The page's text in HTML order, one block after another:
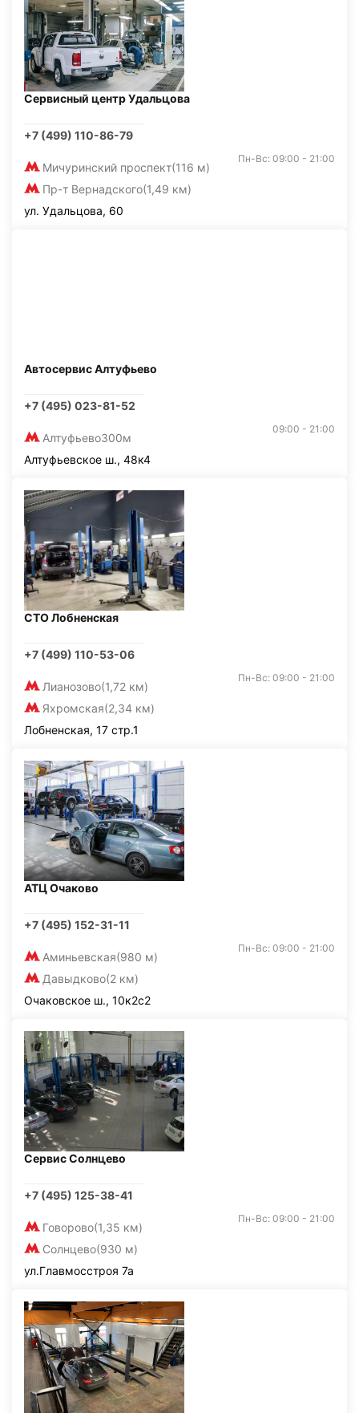
Сервисный центр Удальцова
+7 (499) 110-86-79
Мичуринский проспект(116 м)
Пр-т Вернадского(1,49 км)
Пн-Вс: 09:00 - 21:00
ул. Удальцова, 60
Автосервис Алтуфьево
+7 (495) 023-81-52
Алтуфьево300м
09:00 - 21:00
Алтуфьевское ш., 48к4
СТО Лобненская
+7 (499) 110-53-06
Лианозово(1,72 км)
Яхромская(2,34 км)
Пн-Вс: 09:00 - 21:00
Лобненская, 17 стр.1
АТЦ Очаково
+7 (495) 152-31-11
Аминьевская(980 м)
Давыдково(2 км)
Пн-Вс: 09:00 - 21:00
Очаковское ш., 10к2с2
Сервис Солнцево
+7 (495) 125-38-41
Говорово(1,35 км)
Солнцево(930 м)
Пн-Вс: 09:00 - 21:00
ул.Главмосстроя 7а